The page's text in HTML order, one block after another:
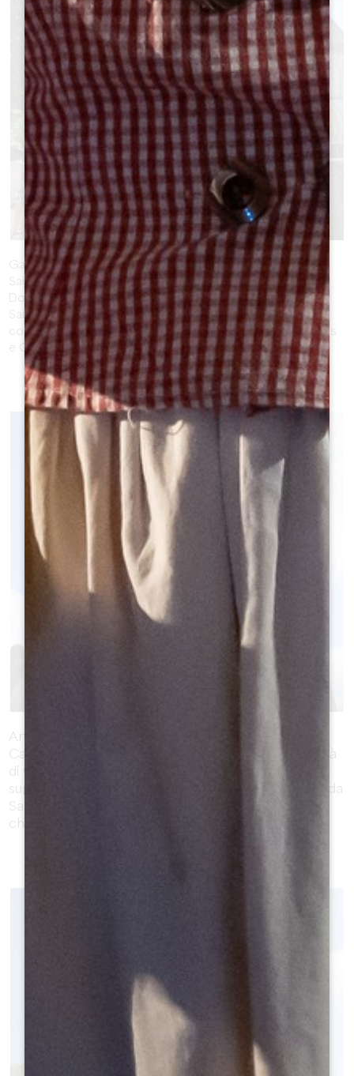
GARDEGAN-ET-TOURTIRAC
Gardegan-et-Tourtirac è un comune della Grande Area di
Saint-Emilion e fa parte del Cantone di Coteaux de
Dordogne. Si trova a 20 km a est di Libourne e a 11 km da
Saint-Emilion. La sua superficie è di 960 ettari. Oggi il
comune conta 286 abitanti, conosciuti come Gardeganais
e Gardeganaises.
SCOPRIRE
LES ARTIGUES-DE-LUSSAC
Artigues-de-Lussac è un comune appartenente al
Cantone di North Libourne e fa parte della comunità
di villaggi della Grande Area di Saint-Emilion. La sua
superficie si estende su 1016 ettari e si trova a 5 km da
Saint-Emilion. Oggi il comune conta 1.101 abitanti,
chiamati Artiguais e Artiguaises.